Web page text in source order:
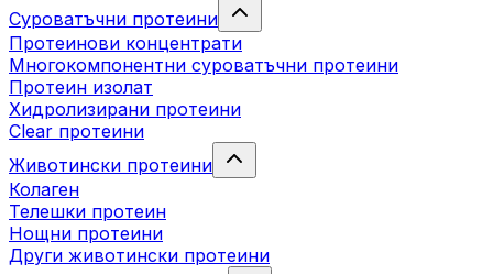
Суроватъчни протеини
Протеинови концентрати
Многокомпонентни суроватъчни протеини
Протеин изолат
Хидролизирани протеини
Clear протеини
Животински протеини
Колаген
Телешки протеин
Нощни протеини
Други животински протеини